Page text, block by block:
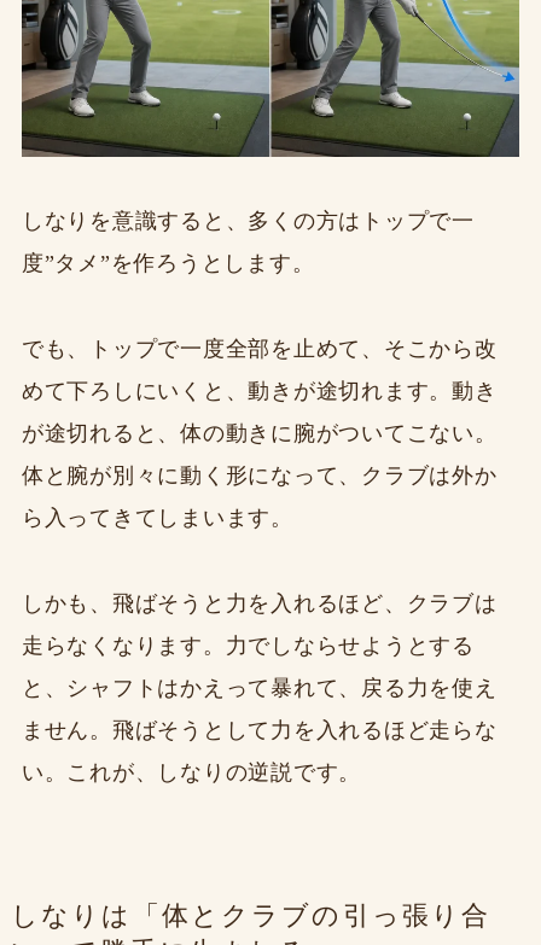
しなりを意識すると、多くの方はトップで一
度”タメ”を作ろうとします。
でも、トップで一度全部を止めて、そこから改
めて下ろしにいくと、動きが途切れます。動き
が途切れると、体の動きに腕がついてこない。
体と腕が別々に動く形になって、クラブは外か
ら入ってきてしまいます。
しかも、飛ばそうと力を入れるほど、クラブは
走らなくなります。力でしならせようとする
と、シャフトはかえって暴れて、戻る力を使え
ません。飛ばそうとして力を入れるほど走らな
い。これが、しなりの逆説です。
しなりは「体とクラブの引っ張り合